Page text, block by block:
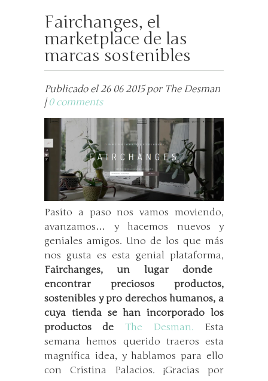
Fairchanges, el
marketplace de las
marcas sostenibles
Publicado el 26 06 2015 por The Desman
| 0 comments
Pasito a paso nos vamos moviendo,
avanzamos… y hacemos nuevos y
geniales amigos. Uno de los que más
nos gusta es esta genial plataforma,
Fairchanges, un lugar donde
encontrar preciosos productos,
sostenibles y pro derechos humanos, a
cuya tienda se han incorporado los
productos de
The Desman. Esta
semana hemos querido traeros esta
magnífica idea, y hablamos para ello
con Cristina Palacios. ¡Gracias por